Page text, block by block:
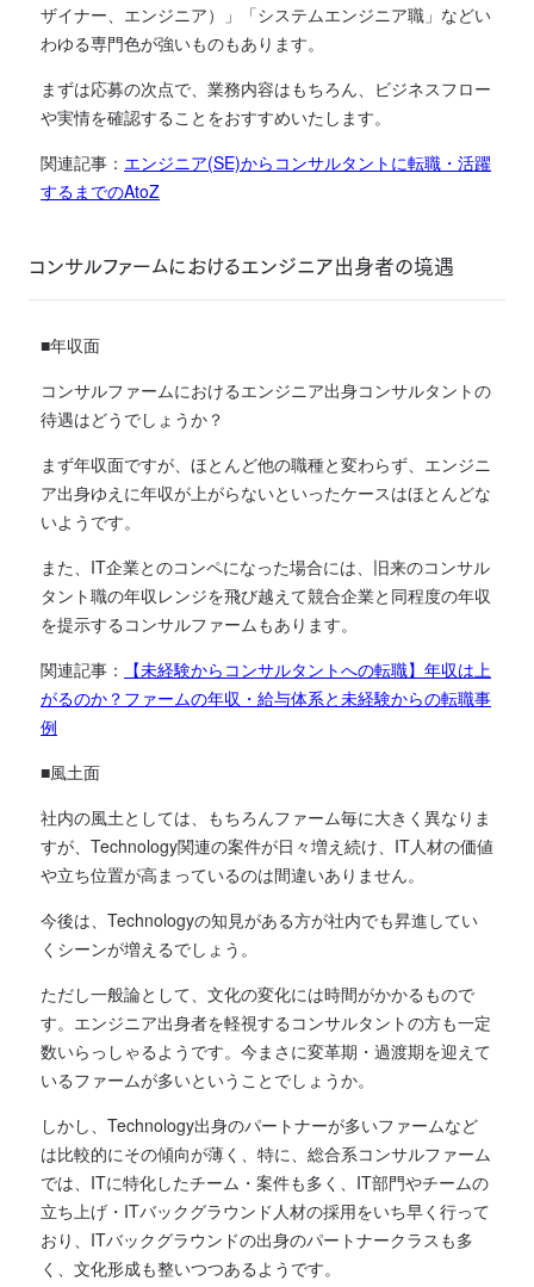
ザイナー、エンジニア）」「システムエンジニア職」などい
わゆる専門色が強いものもあります。
まずは応募の次点で、業務内容はもちろん、ビジネスフロー
や実情を確認することをおすすめいたします。
関連記事： エンジニア(SE)からコンサルタントに転職・活躍
するまでのAtoZ
コンサルファームにおけるエンジニア出身者の境遇
■年収面
コンサルファームにおけるエンジニア出身コンサルタントの
待遇はどうでしょうか？
まず年収面ですが、ほとんど他の職種と変わらず、エンジニ
ア出身ゆえに年収が上がらないといったケースはほとんどな
いようです。
また、IT企業とのコンペになった場合には、旧来のコンサル
タント職の年収レンジを飛び越えて競合企業と同程度の年収
を提示するコンサルファームもあります。
関連記事：
【未経験からコンサルタントへの転職】年収は上
がるのか？ファームの年収・給与体系と未経験からの転職事
例
■風土面
社内の風土としては、もちろんファーム毎に大きく異なりま
すが、Technology関連の案件が日々増え続け、IT人材の価値
や立ち位置が高まっているのは間違いありません。
今後は、Technologyの知見がある方が社内でも昇進してい
くシーンが増えるでしょう。
ただし一般論として、文化の変化には時間がかかるもので
す。 エンジニア出身者を軽視するコンサルタントの方も一定
数いらっしゃるようです。 今まさに変革期・過渡期を迎えて
いるファームが多いということでしょうか。
しかし、Technology出身のパートナーが多いファームなど
は比較的にその傾向が薄く、特に、総合系コンサルファーム
では、ITに特化したチーム・案件も多く、IT部門やチームの
立ち上げ・ITバックグラウンド人材の採用をいち早く行って
おり、ITバックグラウンドの出身のパートナークラスも多
く、文化形成も整いつつあるようです。